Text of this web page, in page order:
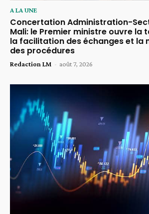
A LA UNE
Concertation Administration-
Mali: le Premier ministre ouvre la
la facilitation des échanges et la
des procédures
Redaction LM - août 7, 2026